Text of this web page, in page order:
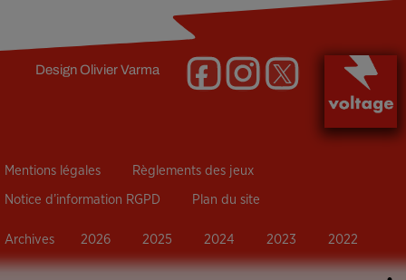
DesignOlivier Varma
Mentions légales Règlements des jeux
Notice d’information RGPD Plan du site
Archives 2026 2025 2024 2023 2022